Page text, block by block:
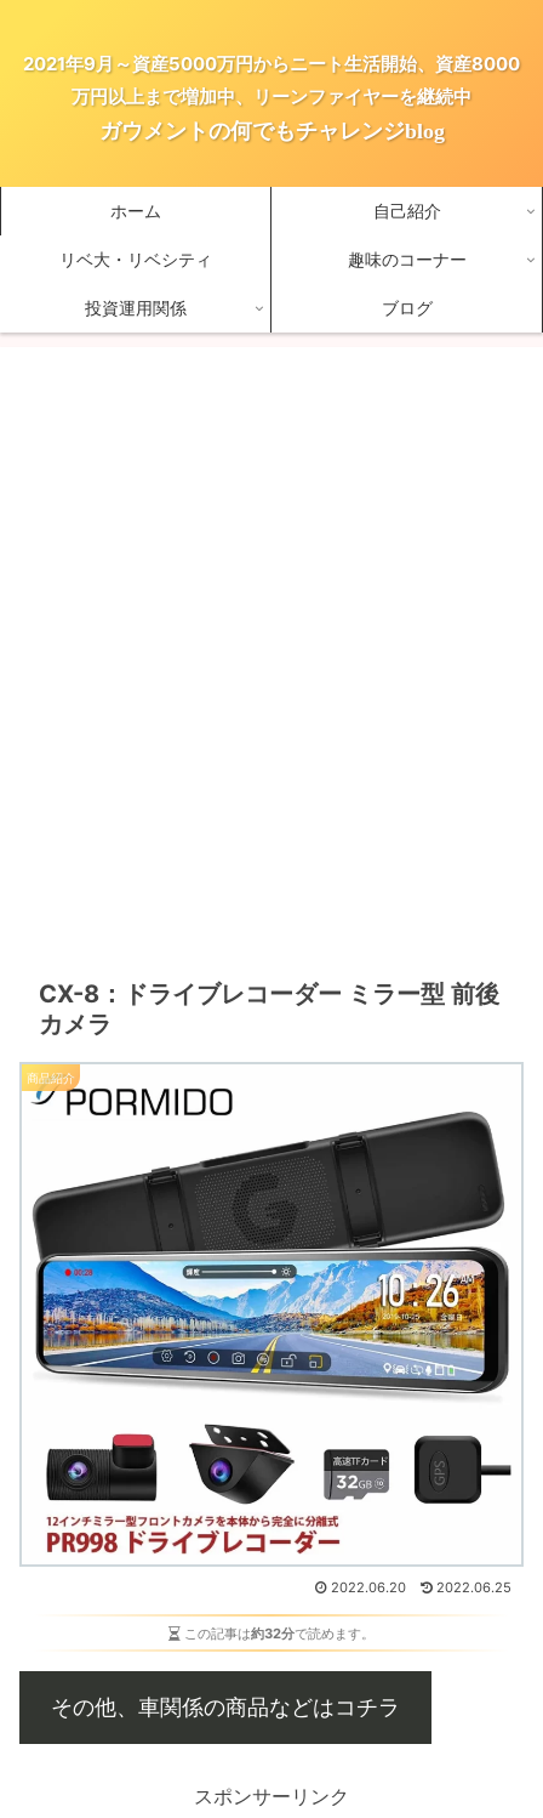
2021年9月～資産5000万円からニート生活開始、資産8000
万円以上まで増加中、リーンファイヤーを継続中
ガウメントの何でもチャレンジblog
ホーム 自己紹介
リベ大・リベシティ 趣味のコーナー
投資運用関係 ブログ
CX-8：ドライブレコーダー ミラー型 前後
カメラ
商品紹介
2022.06.20 2022.06.25
この記事は約32分で読めます。
その他、車関係の商品などはコチラ
スポンサーリンク